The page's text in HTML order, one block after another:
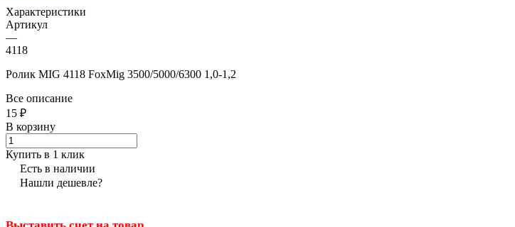
Характеристики
Артикул
—
4118
Ролик MIG 4118 FoxMig 3500/5000/6300 1,0-1,2
Все описание
15 ₽
В корзину
Купить в 1 клик
Есть в наличии
Нашли дешевле?